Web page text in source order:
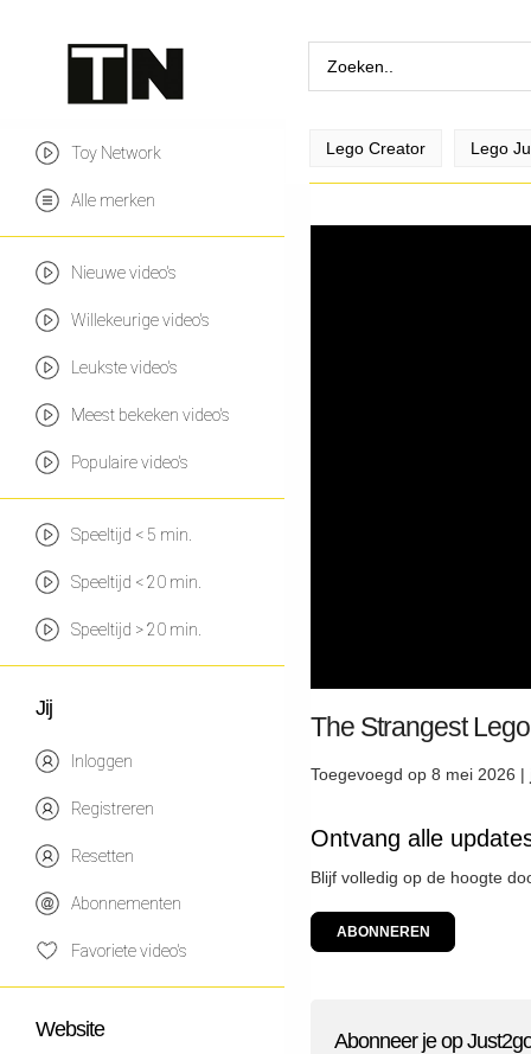
Toy Network
Alle merken
Nieuwe video's
Willekeurige video's
Leukste video's
Meest bekeken video's
Populaire video's
Speeltijd < 5 min.
Speeltijd < 20 min.
Speeltijd > 20 min.
Jij
Inloggen
Registreren
Resetten
Abonnementen
Favoriete video's
Website
Lego Creator Lego
The Strangest
Toegevoegd op 8 mei 2026 |
Ontvang alle
Blijf volledig op de hoogte
ABONNEREN
Abonneer je op